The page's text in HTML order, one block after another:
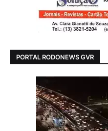
PORTAL RODONEWS GVR